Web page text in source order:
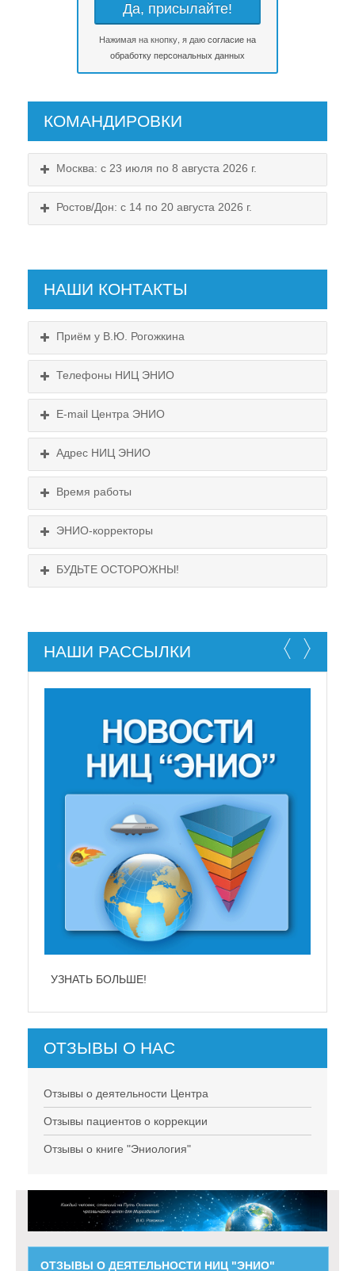
Нажимая на кнопку, я даюсогласие на
обработку персональных данных
КОМАНДИРОВКИ
Москва: с 23 июля по 8 августа 2026 г.
Схема проезда
Выходные:
Ростов/Дон: с 14 по 20 августа 2026 г.
Схема проезда
Выходные:
НАШИ КОНТАКТЫ
Приём у В.Ю. Рогожкина
Телефоны НИЦ ЭНИО
E-mail Центра ЭНИО
Адрес НИЦ ЭНИО
Время работы
ЭНИО-корректоры
БУДЬТЕ ОСТОРОЖНЫ!
НАШИ РАССЫЛКИ
УЗНАТЬ БОЛЬШЕ!
ОТЗЫВЫ О НАС
Отзывы о деятельности Центра
Отзывы пациентов о коррекции
Отзывы о книге "Эниология"
ОТЗЫВЫ О ДЕЯТЕЛЬНОСТИ НИЦ "ЭНИО"